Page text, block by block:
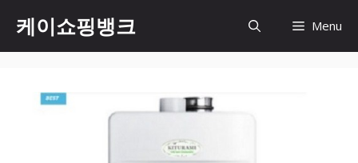
content
케이쇼핑뱅크 Menu